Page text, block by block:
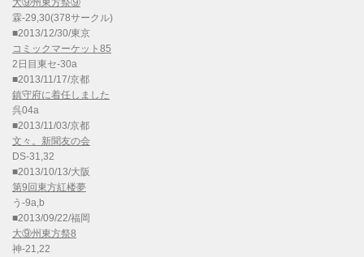
大⑨州東方祭⑨
霖-29,30(378サークル)
■2013/12/30/東京
コミックマーケット85
2日目東セ-30a
■2013/11/17/京都
鎮守府に着任しました
呉04a
■2013/11/03/京都
文々。新聞友の会
DS-31,32
■2013/10/13/大阪
第9回東方紅楼夢
う-9a,b
■2013/09/22/福岡
大⑨州東方祭8
神-21,22